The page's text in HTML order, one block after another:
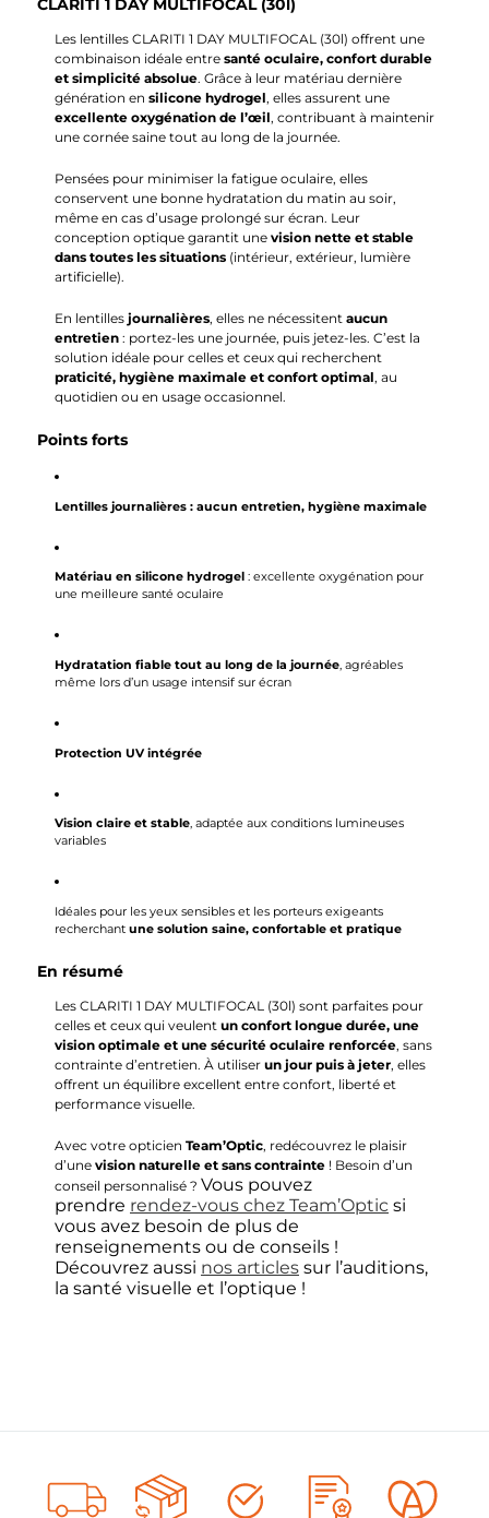
CLARITI 1 DAY MULTIFOCAL (30l)
Les lentilles CLARITI 1 DAY MULTIFOCAL (30l) offrent une
combinaison idéale entre santé oculaire, confort durable
et simplicité absolue. Grâce à leur matériau dernière
génération en silicone hydrogel, elles assurent une
excellente oxygénation de l’œil, contribuant à maintenir
une cornée saine tout au long de la journée.
Pensées pour minimiser la fatigue oculaire, elles
conservent une bonne hydratation du matin au soir,
même en cas d’usage prolongé sur écran. Leur
conception optique garantit une vision nette et stable
dans toutes les situations (intérieur, extérieur, lumière
artificielle).
En lentilles journalières, elles ne nécessitent aucun
entretien : portez-les une journée, puis jetez-les. C’est la
solution idéale pour celles et ceux qui recherchent
praticité, hygiène maximale et confort optimal, au
quotidien ou en usage occasionnel.
Points forts
Lentilles journalières : aucun entretien, hygiène maximale
Matériau en silicone hydrogel : excellente oxygénation pour
une meilleure santé oculaire
Hydratation fiable tout au long de la journée, agréables
même lors d’un usage intensif sur écran
Protection UV intégrée
Vision claire et stable, adaptée aux conditions lumineuses
variables
Idéales pour les yeux sensibles et les porteurs exigeants
recherchant une solution saine, confortable et pratique
En résumé
Les CLARITI 1 DAY MULTIFOCAL (30l) sont parfaites pour
celles et ceux qui veulent un confort longue durée, une
vision optimale et une sécurité oculaire renforcée, sans
contrainte d’entretien. À utiliser un jour puis à jeter, elles
offrent un équilibre excellent entre confort, liberté et
performance visuelle.
Avec votre opticien Team’Optic, redécouvrez le plaisir
d’une vision naturelle et sans contrainte ! Besoin d’un
conseil personnalisé ? Vous pouvez
prendre rendez-vous chez Team’Optic si
vous avez besoin de plus de
renseignements ou de conseils !
Découvrez aussi nos articles sur l’auditions,
la santé visuelle et l’optique !